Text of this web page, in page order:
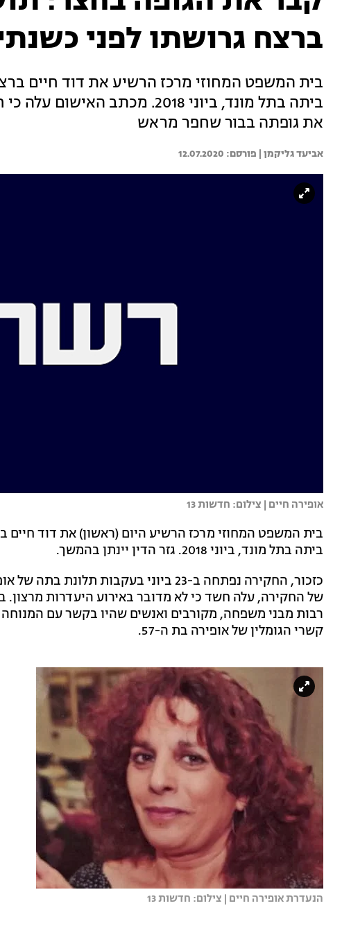
ברצח גרושתו לפני
בית המשפט המחוזי מרכז הרשיע את דוד חיים
ביתה בתל מונד, ביוני 2018.
את גופתה בבור שחפר מראש
אביעד גליקמן | 12.07.2020
אופירה חיים | צילום: חדשות 13
בית המשפט המחוזי מרכז הרשיע היום (ראשון) את דוד
ביתה בתל מונד, ביוני 2018. גזר הדין יינתן בהמשך.
כזכור, החקירה נפתחה ב-23 ביוני בעקבות
של החקירה, עלה חשד כי לא מדובר באירוע היעדרות מרצון.
רבות מבני משפחה, מקורבים ואנשים שהיו בקשר עם
קשרי הגומלין של אופירה בת ה-57.
הנעדרת אופירה חיים | צילום: חדשות 13